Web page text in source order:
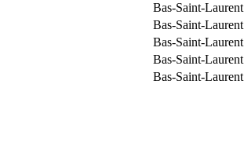
Bas-Saint-Laurent
Bas-Saint-Laurent
Bas-Saint-Laurent
Bas-Saint-Laurent
Bas-Saint-Laurent